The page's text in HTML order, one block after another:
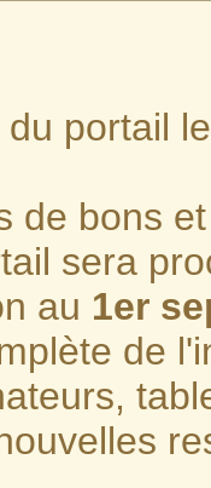
portail
de bons
sera
au 1er
de